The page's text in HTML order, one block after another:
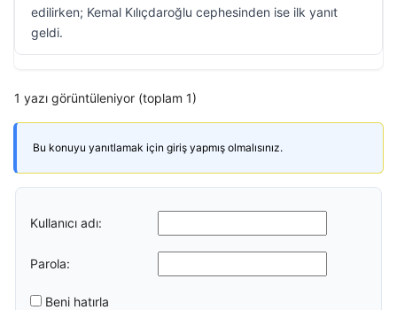
edilirken; Kemal Kılıçdaroğlu cephesinden ise ilk yanıt
geldi.
1 yazı görüntüleniyor (toplam 1)
Bu konuyu yanıtlamak için giriş yapmış olmalısınız.
Kullanıcı adı:
Parola:
Beni hatırla